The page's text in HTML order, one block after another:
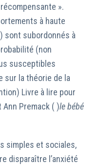
».
à haute
sont subordonnés à
(non
susceptibles
sur la théorie de la
Livre à lire pour
Premack ( )le bébé
simples et sociales,
disparaître l’anxiété